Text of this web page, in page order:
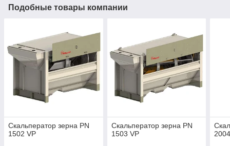
Подобные товары компании
Скальператор зерна PN
1502 VP
Скальператор зерна PN
1503 VP